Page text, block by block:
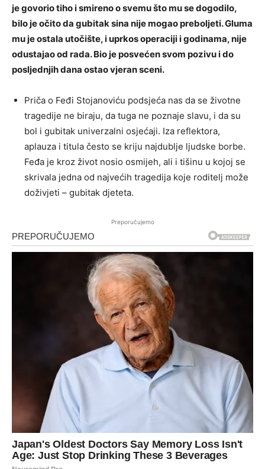
je govorio tiho i smireno o svemu što mu se dogodilo,
bilo je očito da gubitak sina nije mogao preboljeti. Gluma
mu je ostala utočište, i uprkos operaciji i godinama, nije
odustajao od rada. Bio je posvećen svom pozivu i do
posljednjih dana ostao vjeran sceni.
Priča o Feđi Stojanoviću podsjeća nas da se životne
tragedije ne biraju, da tuga ne poznaje slavu, i da su
bol i gubitak univerzalni osjećaji. Iza reflektora,
aplauza i titula često se kriju najdublje ljudske borbe.
Feđa je kroz život nosio osmijeh, ali i tišinu u kojoj se
skrivala jedna od najvećih tragedija koje roditelj može
doživjeti – gubitak djeteta.
Preporučujemo